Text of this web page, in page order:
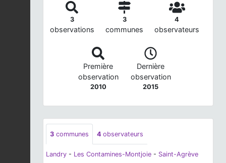
3
observations
3
communes
4
observateurs
Première
observation
2010
Dernière
observation
2015
3 communes 4 observateurs
Landry - Les Contamines-Montjoie - Saint-Agrève